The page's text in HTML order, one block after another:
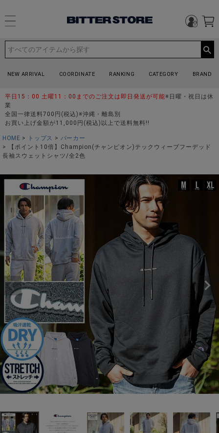
NEW ARRIVAL COORDINATE RANKING CATEGORY BRAND
平日15：00 土曜11：00までのご注文は即日発送が可能※日曜・祝日は休
業
全国一律送料700円(税込)※沖縄・離島別
お買い上げ金額が11,000円(税込)以上で送料無料!!
HOME トップス
パーカー
【ポイント10倍】Champion(チャンピオン)テックウィーブフーデッド
長袖スウェットシャツ/全2色